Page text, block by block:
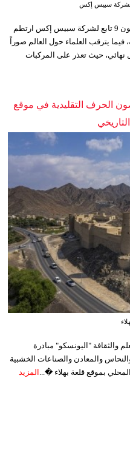
يُعتقد أن جزءاً ضخماً تائهاً من صاروخ فالكون 9 تابع لشركة سبيس إكس ارتطم
يترقب العلماء حول العالم صوراً
حيث تعذر على المركبات
الحرف التقليدية في موقع
والثقافة "اليونسكو" مبادرة
والمعادن والصناعات الخشبية
بموقع قلعة بهلاء �... المزيد